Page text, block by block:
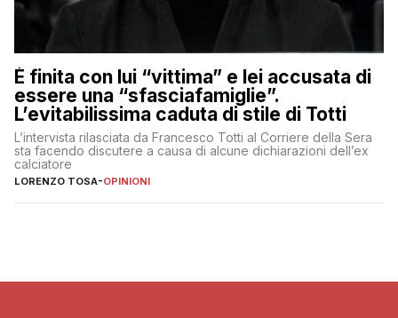
È finita con lui “vittima” e lei accusata di
essere una “sfasciafamiglie”.
L’evitabilissima caduta di stile di Totti
L’intervista rilasciata da Francesco Totti al Corriere della Sera
sta facendo discutere a causa di alcune dichiarazioni dell’ex
calciatore
LORENZO TOSA-OPINIONI